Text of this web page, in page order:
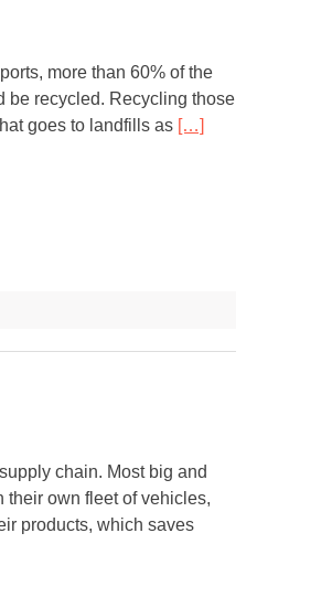
more than 60% of the
be recycled. Recycling those
goes to landfills as […]
chain. Most big and
own fleet of vehicles,
products, which saves